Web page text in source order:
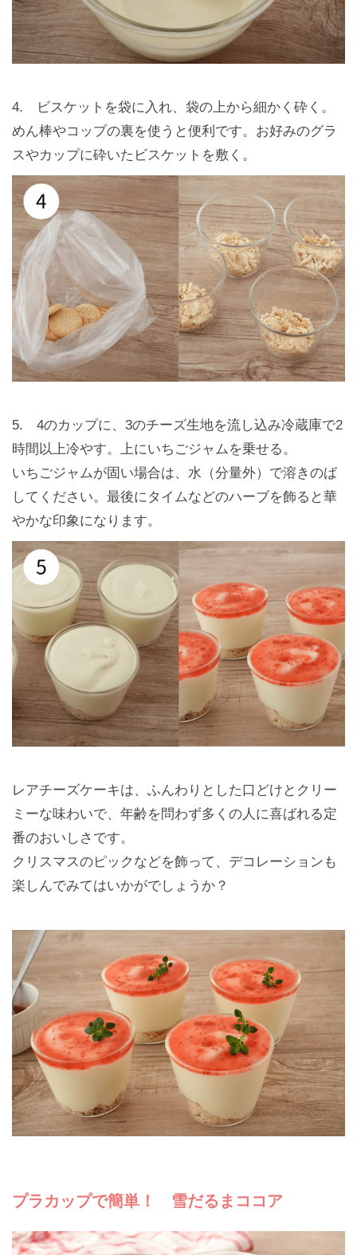
4. ビスケットを袋に入れ、袋の上から細かく砕く。
めん棒やコップの裏を使うと便利です。お好みのグラ
スやカップに砕いたビスケットを敷く。
5. 4のカップに、3のチーズ生地を流し込み冷蔵庫で2
時間以上冷やす。上にいちごジャムを乗せる。
いちごジャムが固い場合は、水（分量外）で溶きのば
してください。最後にタイムなどのハーブを飾ると華
やかな印象になります。
レアチーズケーキは、ふんわりとした口どけとクリー
ミーな味わいで、年齢を問わず多くの人に喜ばれる定
番のおいしさです。
クリスマスのピックなどを飾って、デコレーションも
楽しんでみてはいかがでしょうか？
プラカップで簡単！ 雪だるまココア